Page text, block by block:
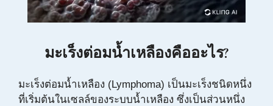
มะเร็งต่อมน้ำเหลืองคืออะไร?
มะเร็งต่อมน้ำเหลือง (Lymphoma) เป็นมะเร็งชนิดหนึ่ง
ที่เริ่มต้นในเซลล์ของระบบน้ำเหลือง ซึ่งเป็นส่วนหนึ่ง